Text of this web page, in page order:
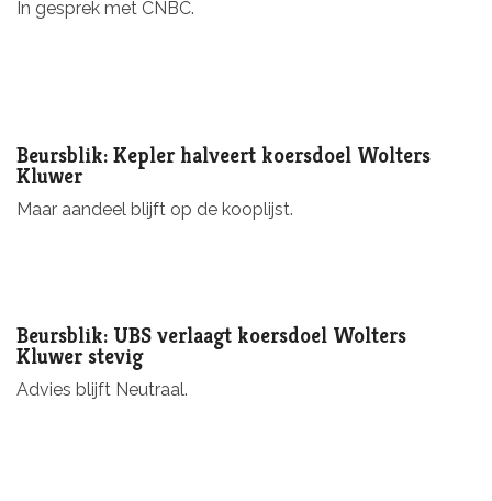
In gesprek met CNBC.
Beursblik: Kepler halveert koersdoel Wolters
Kluwer
Maar aandeel blijft op de kooplijst.
Beursblik: UBS verlaagt koersdoel Wolters
Kluwer stevig
Advies blijft Neutraal.